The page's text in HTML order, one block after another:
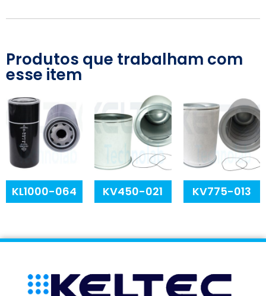
Produtos que trabalham com
esse item
KL1000-064 KV450-021 KV775-013